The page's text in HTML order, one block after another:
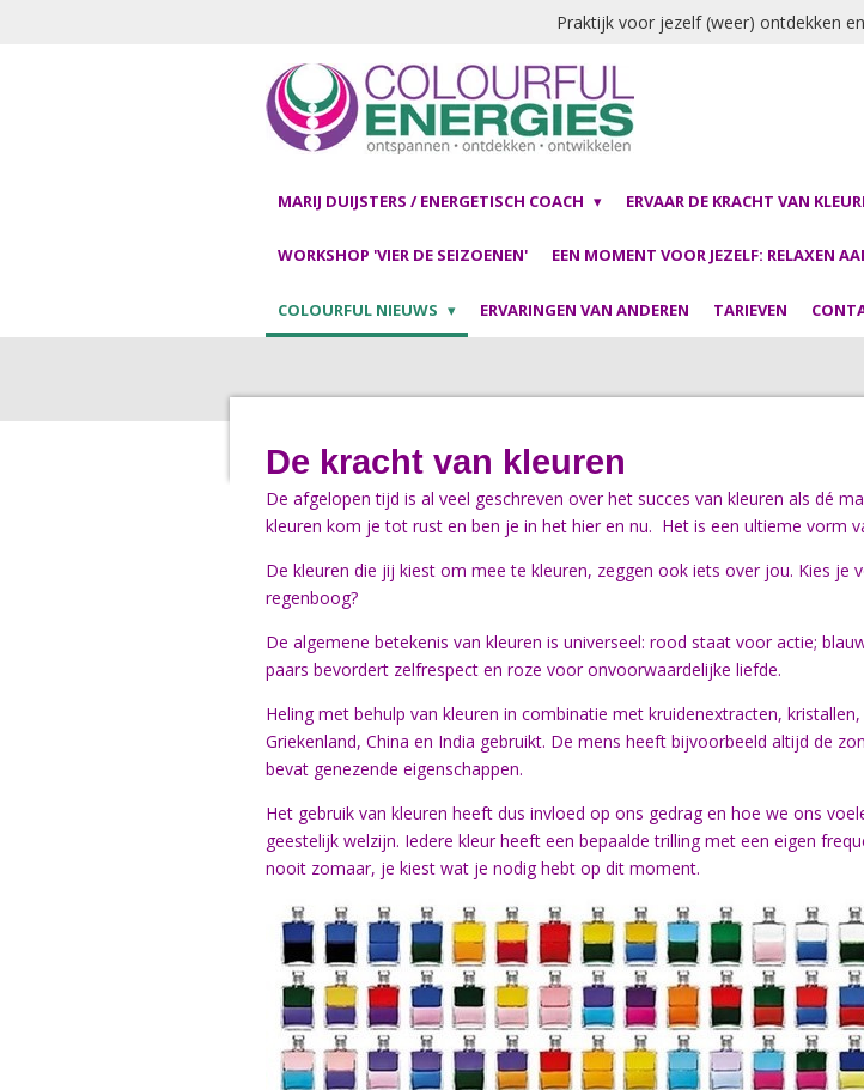
Praktijk voor jezelf (weer) ontdekken
MARIJ DUIJSTERS / ENERGETISCH COACH ERVAAR DE KRACHT VAN
WORKSHOP 'VIER DE SEIZOENEN' EEN MOMENT VOOR JEZELF: RELAXEN
COLOURFUL NIEUWS ERVARINGEN VAN ANDEREN TARIEVEN
De kracht van kleuren
De afgelopen tijd is al veel geschreven over het succes van kleuren als dé
kleuren kom je tot rust en ben je in het hier en nu. Het is een ultieme vorm
De kleuren die jij kiest om mee te kleuren, zeggen ook iets over jou. Kies
regenboog?
De algemene betekenis van kleuren is universeel: rood staat voor actie;
paars bevordert zelfrespect en roze voor onvoorwaardelijke liefde.
Heling met behulp van kleuren in combinatie met kruidenextracten,
Griekenland, China en India gebruikt. De mens heeft bijvoorbeeld altijd de
bevat genezende eigenschappen.
Het gebruik van kleuren heeft dus invloed op ons gedrag en hoe we ons
geestelijk welzijn. Iedere kleur heeft een bepaalde trilling met een eigen
nooit zomaar, je kiest wat je nodig hebt op dit moment.